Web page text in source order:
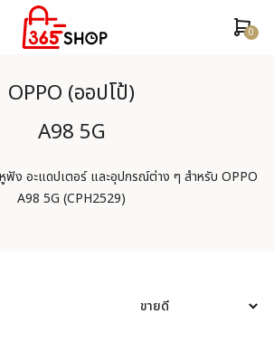
0
OPPO (ออปโป้)
A98 5G
ฟัง อะแดปเตอร์ และอุปกรณ์ต่าง ๆ สำหรับ OPPO
A98 5G (CPH2529)